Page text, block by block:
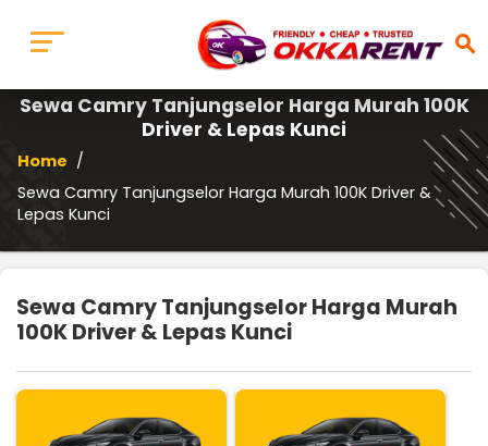
search
Sewa Camry Tanjungselor Harga Murah 100K
Driver & Lepas Kunci
Home /
Sewa Camry Tanjungselor Harga Murah 100K Driver &
Lepas Kunci
Sewa Camry Tanjungselor Harga Murah
100K Driver & Lepas Kunci